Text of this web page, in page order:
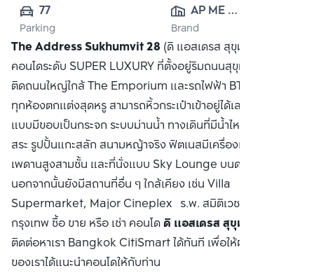
77
Parking
AP ME
(SUKHUMVIT)
CO., LTD.
Brand
The Address Sukhumvit 28 (ดิ แอสเดรส สุขุมวิท 28)
คอนโดระดับ SUPER LUXURY ที่ตั้งอยู่ริมถนนสุขุมวิท ในทำเล
ติดถนนใหญ่ใกล้ The Emporium และรถไฟฟ้า BTS พร้อมพงษ์
ทุกห้องตกแต่งสุดหรู สามารถหิ้วกระเป๋าเข้าอยู่ได้เลย สระว่ายน้ำ
แบบมีขอบเป็นกระจก ระบบม่านน้ำ ทางเดินที่มีน้ำไหล เตียงรอบ
สระ รูปปั้นแกะสลัก สนามหญ้าจริง ฟิตเนสมีเครื่องเล่นครบครัน
เพดานสูงสามชั้น และที่นั่งแบบ Sky Lounge บนดาดฟ้าชั้น 31
นอกจากนั้นยังมีสถานที่อื่น ๆ ใกล้เคียง เช่น Villa
Supermarket, Major Cineplex ร.พ. สมิติเวช มหาวิทยาลัย
กรุงเทพ ซื้อ ขาย หรือ เช่า คอนโดดิ แอสเดรส สุขุมวิท 28
ติดต่อหาเรา Bangkok CitiSmart ได้ทันที เพื่อให้ผู้เชี่ยวชาญ
ของเราได้แนะนำคอนโดให้กับท่าน